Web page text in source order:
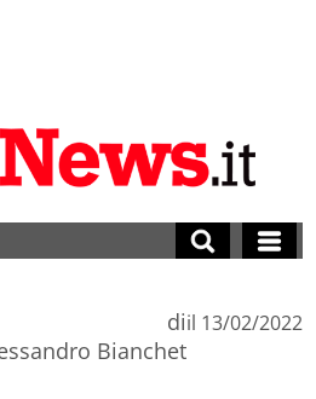
di
Bianchet
il 13/02/2022